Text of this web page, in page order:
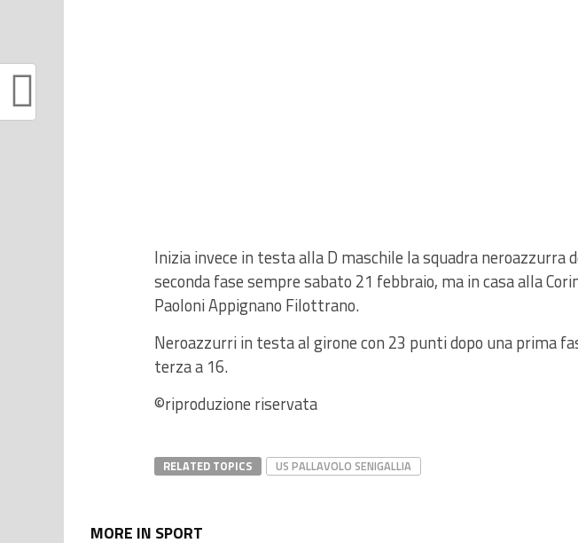
Inizia invece in testa alla D maschile la squadra neroazzurra
seconda fase sempre sabato 21 febbraio, ma in casa alla
Paoloni Appignano Filottrano.
Neroazzurri in testa al girone con 23 punti dopo una prima
terza a 16.
©riproduzione riservata
RELATED TOPICS US PALLAVOLO SENIGALLIA
MORE IN SPORT